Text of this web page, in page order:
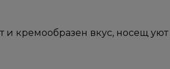
и кремообразен вкус, носещ